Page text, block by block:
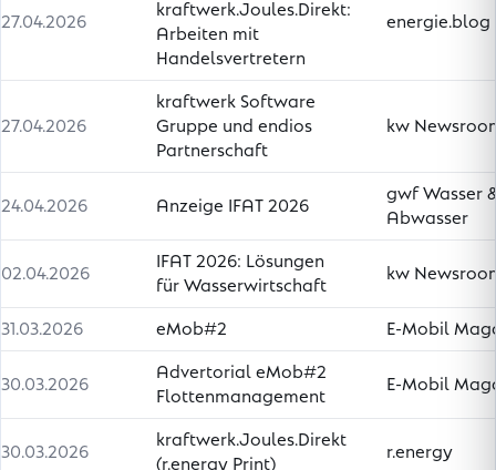
27.04.2026
kraftwerk.Joules.Direkt:
Arbeiten mit
Handelsvertretern
energie.blog
27.04.2026
kraftwerk Software
Gruppe und endios
Partnerschaft
kw
24.04.2026 Anzeige IFAT 2026
gwf Wasser
Abwasser
02.04.2026
IFAT 2026: Lösungen
für Wasserwirtschaft
kw
31.03.2026 eMob#2 E-Mobil
30.03.2026
Advertorial eMob#2
Flottenmanagement
E-Mobil
30.03.2026
kraftwerk.Joules.Direkt
(r.energy Print)
r.energy